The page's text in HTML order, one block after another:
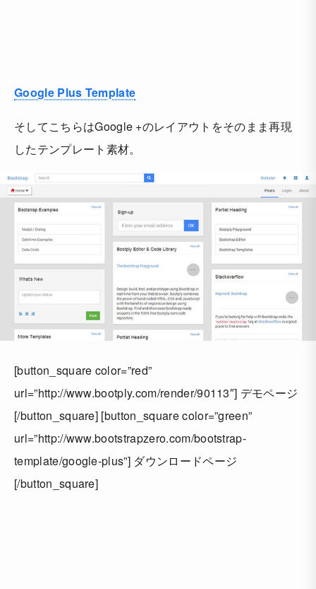
Google Plus Template
そしてこちらはGoogle +のレイアウトをそのまま再現
したテンプレート素材。
[button_square color=”red”
url=”http://www.bootply.com/render/90113″] デモページ
[/button_square] [button_square color=”green”
url=”http://www.bootstrapzero.com/bootstrap-
template/google-plus”] ダウンロードページ
[/button_square]